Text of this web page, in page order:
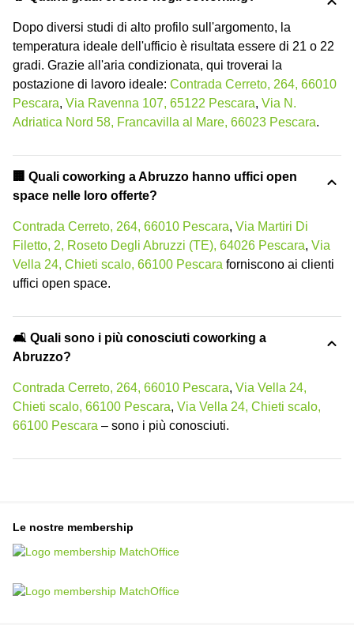
Dopo diversi studi di alto profilo sull'argomento, la
temperatura ideale dell'ufficio è risultata essere di 21 o 22
gradi. Grazie all'aria condizionata, qui troverai la
postazione di lavoro ideale: Contrada Cerreto, 264, 66010
Pescara, Via Ravenna 107, 65122 Pescara, Via N.
Adriatica Nord 58, Francavilla al Mare, 66023 Pescara.
‍🏢 Quali coworking a Abruzzo hanno uffici open
space nelle loro offerte?
Contrada Cerreto, 264, 66010 Pescara, Via Martiri Di
Filetto, 2, Roseto Degli Abruzzi (TE), 64026 Pescara, Via
Vella 24, Chieti scalo, 66100 Pescara forniscono ai clienti
uffici open space.
🛋️ Quali sono i più conosciuti coworking a
Abruzzo?
Contrada Cerreto, 264, 66010 Pescara, Via Vella 24,
Chieti scalo, 66100 Pescara, Via Vella 24, Chieti scalo,
66100 Pescara – sono i più conosciuti.
Le nostre membership